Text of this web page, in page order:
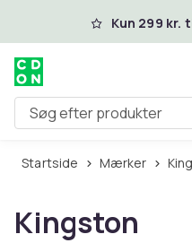
Spring til Kun 299
Søg efter produkter
Startside Mærker
Kingston